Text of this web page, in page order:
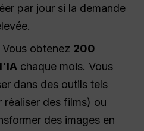
par jour si la demande
Vous obtenez 200
chaque mois. Vous
dans des outils tels
réaliser des films) ou
des images en